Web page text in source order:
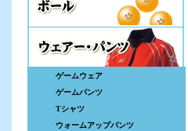
ゲームウェア
ゲームパンツ
Tシャツ
ウォームアップパンツ